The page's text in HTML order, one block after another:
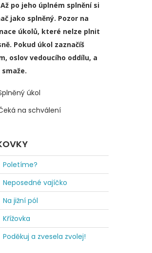
po jeho úplném splnění si
jako splněný. Pozor na
úkolů, které nelze plnit
Pokud úkol zaznačíš
oslov vedoucího oddílu, a
úkol
na schválení
Poletíme?
Neposedné vajíčko
Na jižní pól
Křížovka
Poděkuj a zvesela zvolej!